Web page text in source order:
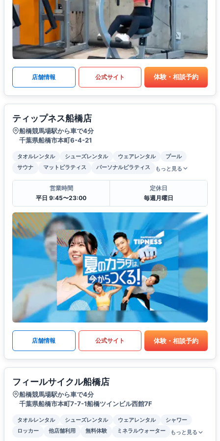
店舗情報 公式サイト 体験・相談予約
ティップネス船橋店
船橋競馬場駅から車で4分
千葉県船橋市本町6-4-21
タオルレンタル シューズレンタル ウェアレンタル
プール
サウナ
マットピラティス パーソナルピラティス もっと見る
営業時間
平日 9:45〜23:00
定休日
毎週月曜日
店舗情報 公式サイト 体験・相談予約
フィールサイクル船橋店
船橋競馬場駅から車で4分
千葉県船橋市本町7-7-1船橋ツインビル西館7F
タオルレンタル シューズレンタル ウェアレンタル
シャワー
ロッカー
他店舗利用 無料体験 ミネラルウォーター もっと見る